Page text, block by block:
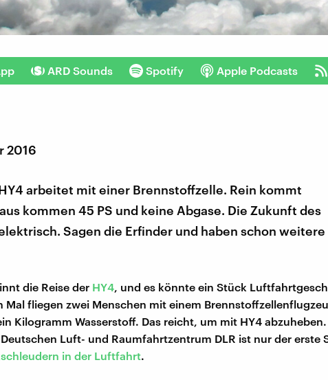
ARD Sounds Spotify Apple Podcasts
2016
arbeitet mit einer Brennstoffzelle. Rein kommt
kommen 45 PS und keine Abgase. Die Zukunft des
Sagen die Erfinder und haben schon weitere
die Reise der HY4, und es könnte ein Stück
Mal fliegen zwei Menschen mit einem
Kilogramm Wasserstoff. Das reicht, um mit HY4
Luft- und Raumfahrtzentrum DLR ist nur der erste
in der Luftfahrt.